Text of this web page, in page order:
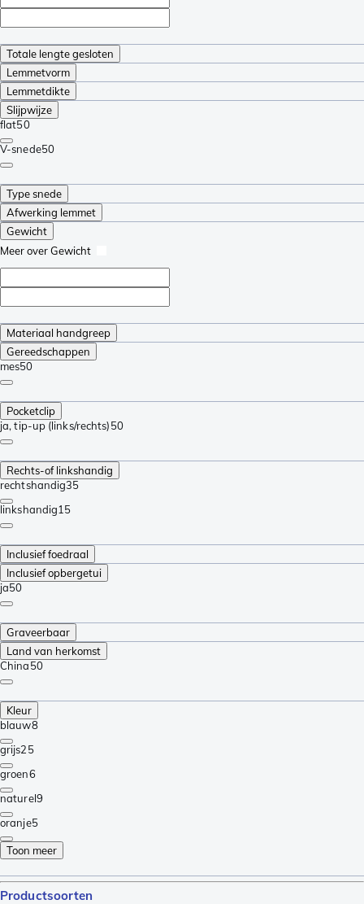
Totale lengte gesloten
Lemmetvorm
Lemmetdikte
Slijpwijze
flat50
V-snede50
Type snede
Afwerking lemmet
Gewicht
Meer over Gewicht
Materiaal handgreep
Gereedschappen
mes50
Pocketclip
ja, tip-up (links/rechts)50
Rechts-of linkshandig
rechtshandig35
linkshandig15
Inclusief foedraal
Inclusief opbergetui
ja50
Graveerbaar
Land van herkomst
China50
Kleur
blauw8
grijs25
groen6
naturel9
oranje5
Toon meer
Productsoorten